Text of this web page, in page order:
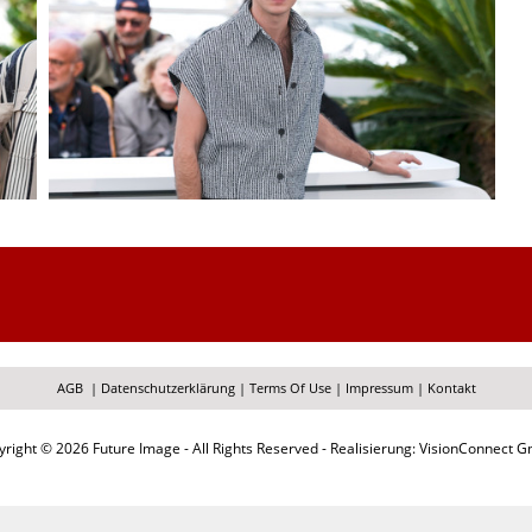
AGB | Datenschutzerklärung| Terms Of Use| Impressum| Kontakt
© 2026 Future Image - All Rights Reserved - Realisierung: VisionConnect